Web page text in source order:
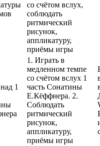
со счётом вслух,
соблюдать
ритмический
рисунок,
аппликатуру,
приёмы игры
1
1. Играть в
медленном темпе
со счётом вслух 1
часть Сонатины
Е.Кёффнера. 2.
Соблюдать
ритмический
рисунок,
аппликатуру,
приёмы игры